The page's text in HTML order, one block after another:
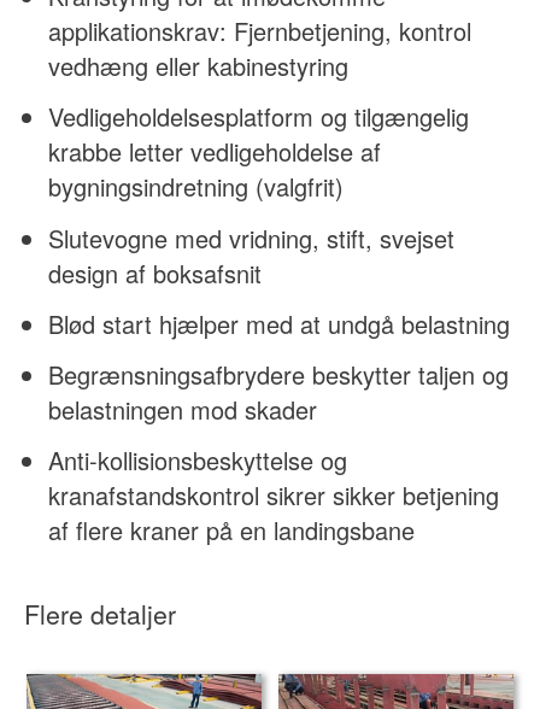
applikationskrav: Fjernbetjening, kontrol
vedhæng eller kabinestyring
Vedligeholdelsesplatform og tilgængelig
krabbe letter vedligeholdelse af
bygningsindretning (valgfrit)
Slutevogne med vridning, stift, svejset
design af boksafsnit
Blød start hjælper med at undgå belastning
Begrænsningsafbrydere beskytter taljen og
belastningen mod skader
Anti-kollisionsbeskyttelse og
kranafstandskontrol sikrer sikker betjening
af flere kraner på en landingsbane
Flere detaljer